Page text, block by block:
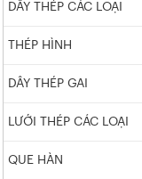
DÂY THÉP CÁC LOẠI
THÉP HÌNH
DÂY THÉP GAI
LƯỚI THÉP CÁC LOẠI
QUE HÀN